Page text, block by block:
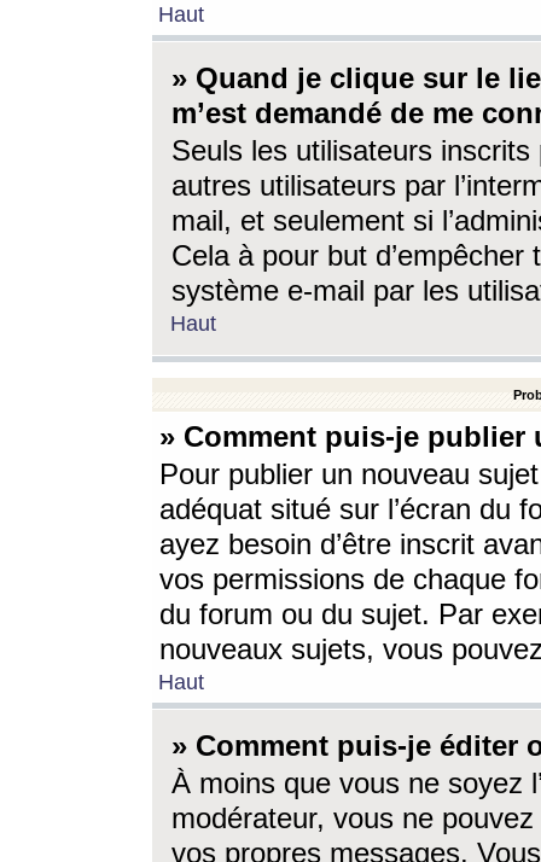
Haut
» Quand je clique sur le
m’est demandé de me
Seuls les utilisateurs
autres utilisateurs par
mail, et seulement si
Cela à pour but
système e-mail par les
Haut
» Comment puis-je
Pour publier un nouveau
adéquat situé sur l’écran du
ayez besoin d’être inscrit
vos permissions de chaque
du forum ou du sujet. Par
nouveaux sujets, vous
Haut
» Comment puis-je éditer
À moins que vous ne soyez
modérateur, vous ne
vos propres messages.